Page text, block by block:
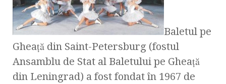
Baletul pe
Gheaţă din Saint-Petersburg (fostul
Ansamblu de Stat al Baletului pe Gheaţă
din Leningrad) a fost fondat în 1967 de